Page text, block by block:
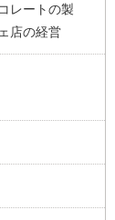
レートの製
店の経営